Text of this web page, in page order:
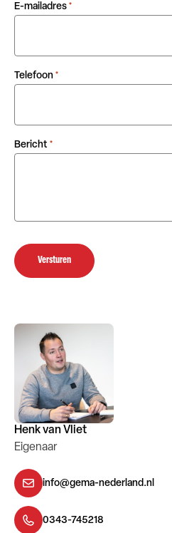
Henk van Vliet
Eigenaar
info@gema-nederland.nl
0343-745218
E-mailadres *
Telefoon *
Bericht *
Versturen